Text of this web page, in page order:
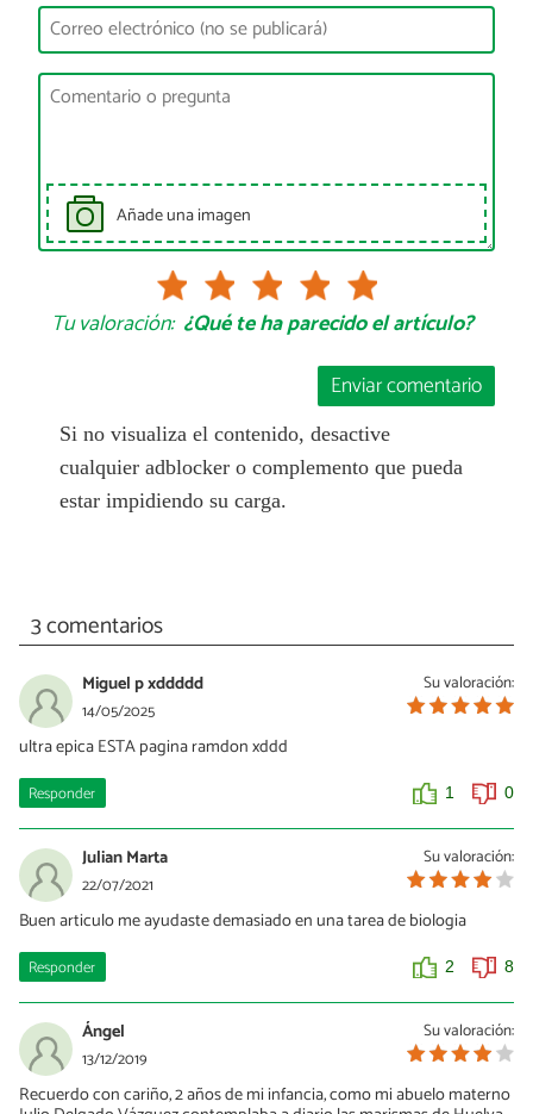
Añade una imagen
Tu valoración: ¿Qué te ha parecido el artículo?
Enviar comentario
Si no visualiza el contenido, desactive
cualquier adblocker o complemento que pueda
estar impidiendo su carga.
3 comentarios
Su valoración:
Miguel p xddddd
14/05/2025
ultra epica ESTA pagina ramdon xddd
Responder 1 0
Su valoración:
Julian Marta
22/07/2021
Buen articulo me ayudaste demasiado en una tarea de biologia
Responder 2 8
Su valoración:
Ángel
13/12/2019
Recuerdo con cariño, 2 años de mi infancia, como mi abuelo materno